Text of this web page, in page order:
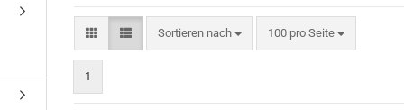
Sortieren nach
Sortieren nach 100 pro Seite
pro Seite
1